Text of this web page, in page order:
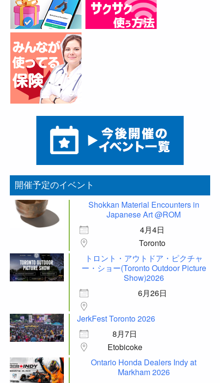
開催予定のイベント
Shokkan Material Encounters in
Japanese Art @ROM
4月4日
Toronto
トロント・アウトドア・ピクチャ
ー・ショー(Toronto Outdoor Picture
Show)2026
6月26日
JerkFest Toronto 2026
8月7日
Etobicoke
Ontario Honda Dealers Indy at
Markham 2026